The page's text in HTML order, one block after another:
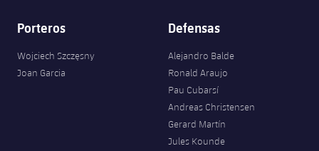
Porteros
Wojciech Szczęsny
Joan Garcia
Defensas
Alejandro Balde
Ronald Araujo
Pau Cubarsí
Andreas Christensen
Gerard Martín
Jules Kounde